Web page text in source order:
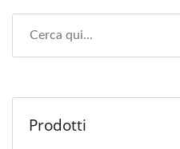
Prodotti